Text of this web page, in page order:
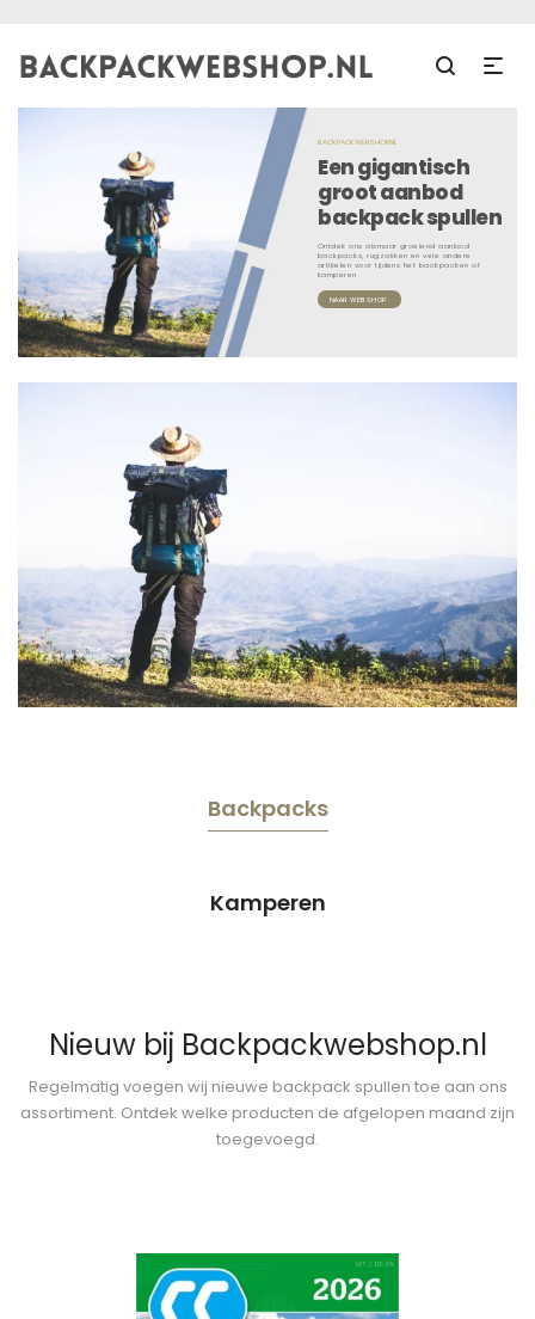
BACKPACKWEBSHOP.NL
Een gigantisch
groot aanbod
backpack spullen
Ontdek ons alsmaar groeiend aanbod
backpacks, rugzakken en vele andere
artikelen voor tijdens het backpacken of
kamperen
NAAR WEBSHOP
Backpacks
Kamperen
Nieuw bij Backpackwebshop.nl
Regelmatig voegen wij nieuwe backpack spullen toe aan ons
assortiment. Ontdek welke producten de afgelopen maand zijn
toegevoegd.